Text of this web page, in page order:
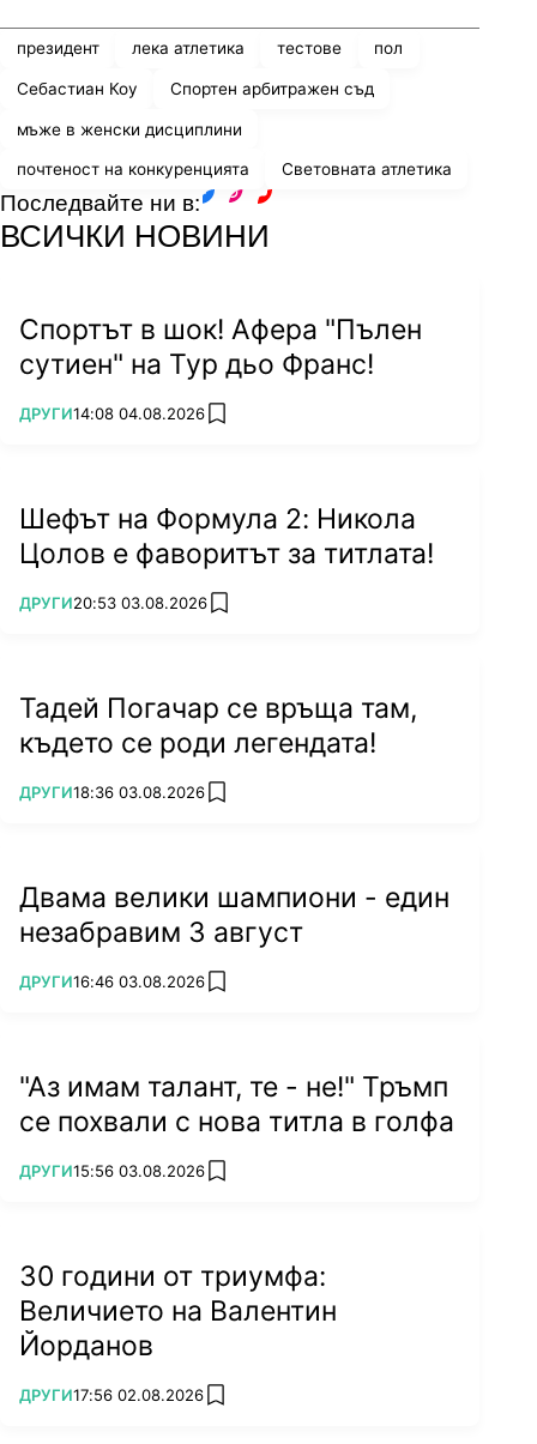
президент лека атлетика тестове пол
Себастиан Коу Спортен арбитражен съд
мъже в женски дисциплини
почтеност на конкуренцията Световната атлетика
Последвайте ни в:
ВСИЧКИ НОВИНИ
Спортът в шок! Афера "Пълен
сутиен" на Тур дьо Франс!
ПОВЕЧЕ ОТ
ДРУГИ14:08 04.08.2026 add favorites
Шефът на Формула 2: Никола
Цолов е фаворитът за титлата!
ПОВЕЧЕ ОТ
ДРУГИ20:53 03.08.2026 add favorites
Тадей Погачар се връща там,
където се роди легендата!
ПОВЕЧЕ ОТ
ДРУГИ18:36 03.08.2026 add favorites
Двама велики шампиони - един
незабравим 3 август
ПОВЕЧЕ ОТ
ДРУГИ16:46 03.08.2026 add favorites
"Аз имам талант, те - не!" Тръмп
се похвали с нова титла в голфа
ПОВЕЧЕ ОТ
ДРУГИ15:56 03.08.2026 add favorites
30 години от триумфа:
Величието на Валентин
Йорданов
ПОВЕЧЕ ОТ
ДРУГИ17:56 02.08.2026 add favorites